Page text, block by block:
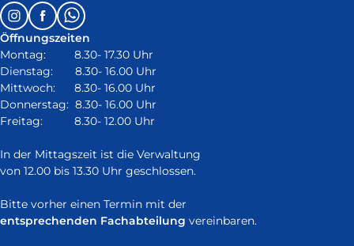
in
neuem
Fenster)
Follow
us
on:
InstagramFacebookWhatsapp
Öffnungszeiten
Montag: 8.30- 17.30 Uhr
Dienstag: 8.30- 16.00 Uhr
Mittwoch: 8.30- 16.00 Uhr
Donnerstag: 8.30- 16.00 Uhr
Freitag: 8.30- 12.00 Uhr
In der Mittagszeit ist die Verwaltung
von 12.00 bis 13.30 Uhr geschlossen.
Bitte vorher einen Termin mit der
entsprechenden Fachabteilung vereinbaren.